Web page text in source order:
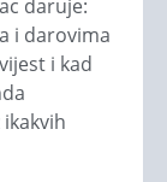
daruje:
i darovima
i kad